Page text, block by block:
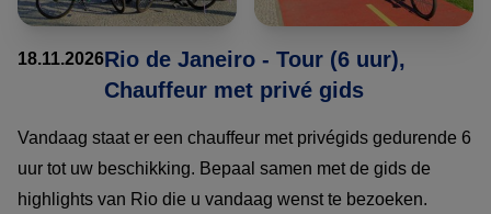
18.11.2026Rio de Janeiro - Tour (6 uur),
Chauffeur met privé gids
Vandaag staat er een chauffeur met privégids gedurende 6
uur tot uw beschikking. Bepaal samen met de gids de
highlights van Rio die u vandaag wenst te bezoeken.